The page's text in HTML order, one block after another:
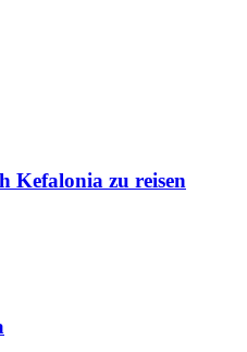
Kefalonia zu reisen